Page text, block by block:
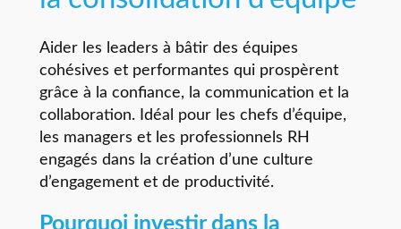
Aider les leaders à bâtir des équipes
cohésives et performantes qui prospèrent
grâce à la confiance, la communication et la
collaboration. Idéal pour les chefs d’équipe,
les managers et les professionnels RH
engagés dans la création d’une culture
d’engagement et de productivité.
Pourquoi investir dans la